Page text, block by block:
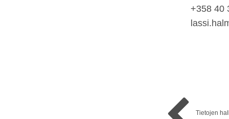
+358 40
Tietojen